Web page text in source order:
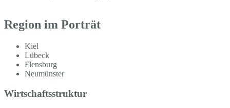
Region im Porträt
Kiel
Lübeck
Flensburg
Neumünster
Wirtschaftsstruktur